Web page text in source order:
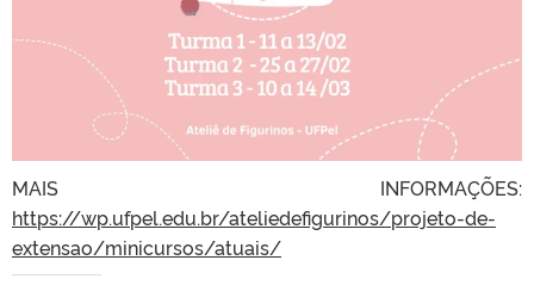
MAIS INFORMAÇÕES:
https://wp.ufpel.edu.br/ateliedefigurinos/projeto-de-
extensao/minicursos/atuais/